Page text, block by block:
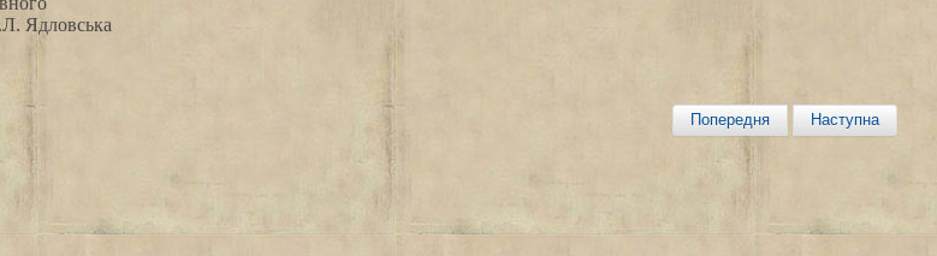
Ядловська
Попередня Наступна